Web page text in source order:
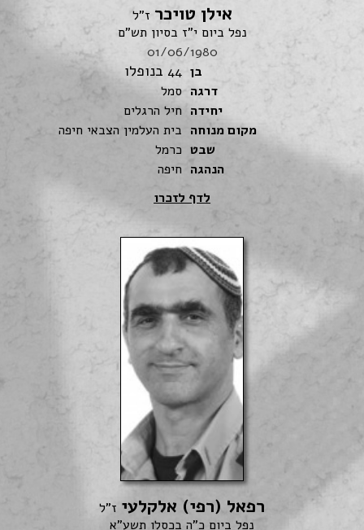
אילן טויכר ז"ל
נפל ביום י"ז בסיון תש"ם
01/06/1980
בן 44 בנופלו
דרגה סמל
יחידה חיל הרגלים
מקום מנוחה בית העלמין הצבאי חיפה
שבט כרמל
הנהגה חיפה
לדף לזכרו
רפאל (רפי) אלקלעי ז"ל
נפל ביום כ"ה בכסלו תשע"א